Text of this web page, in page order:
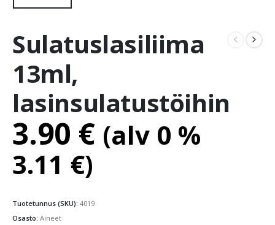
Sulatuslasiliima
13ml,
lasinsulatustöihin
3.90 € (alv 0 %
3.11 €)
Tuotetunnus (SKU): 4019
Osasto: Aineet